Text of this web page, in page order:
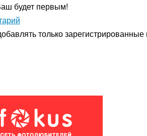
будет первым!
толькозарегистрированные